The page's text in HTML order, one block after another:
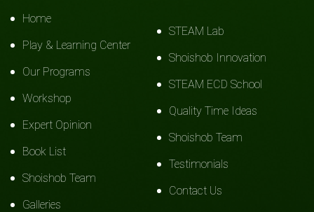
Home
Play & Learning Center
Our Programs
Workshop
Expert Opinion
Book List
Shoishob Team
Galleries
STEAM Lab
Shoishob Innovation
STEAM ECD School
Quality Time Ideas
Shoishob Team
Testimonials
Contact Us